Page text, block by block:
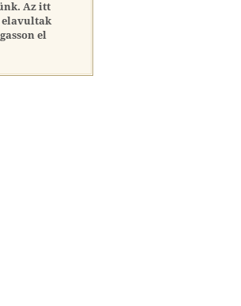
Az itt
el